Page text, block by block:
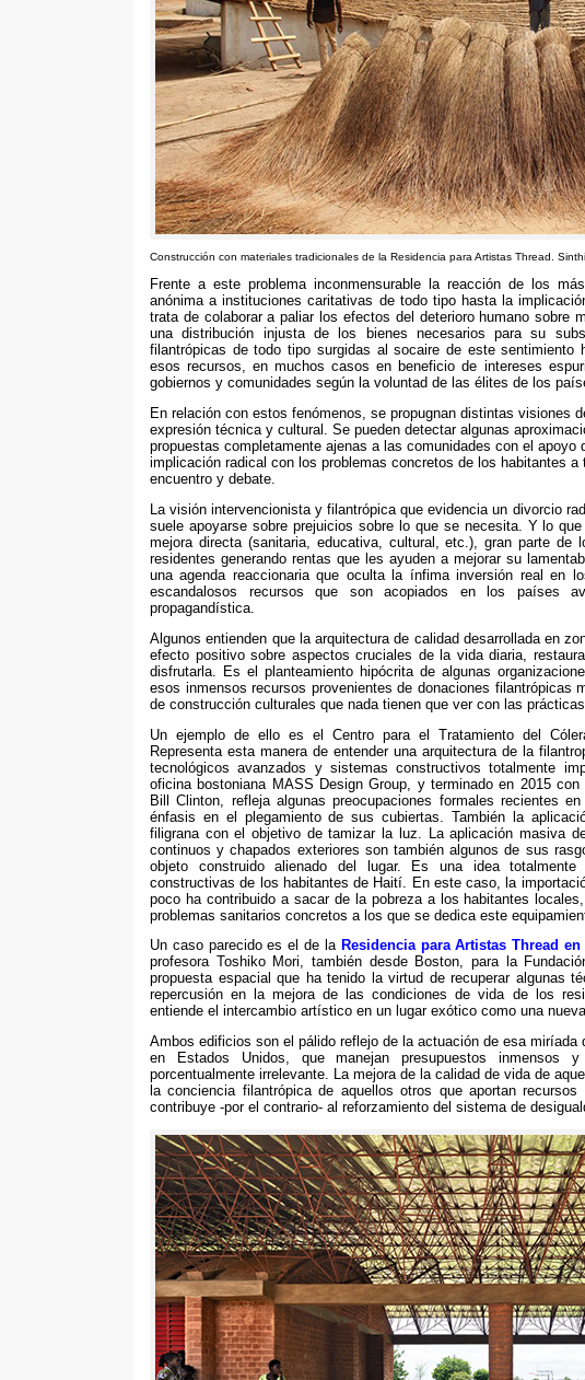
Construcción con materiales tradicionales de la Residencia para Artistas Thread
Frente a este problema inconmensurable la reacción de los
anónima a instituciones caritativas de todo tipo hasta la
trata de colaborar a paliar los efectos del deterioro humano sobre
una distribución injusta de los bienes necesarios para su
filantrópicas de todo tipo surgidas al socaire de este sentimiento
esos recursos,en muchos casos en beneficio de intereses
gobiernos y comunidades según la voluntad de las élites de los
En relación con estos fenómenos, se propugnan distintas visiones
expresión técnica y cultural . Se pueden detectar algunas
propuestas completamente ajenas a las comunidades con el
implicación radical con los problemas concretos de los habitantes
encuentro y debate.
La visión intervencionista y filantrópica que evidencia un divorcio
suele apoyarse sobre prejuicios sobre lo que se necesita. Y lo
mejora directa(sanitaria, educativa, cultural ,etc.),gran parte de
residentes generando rentas que les ayuden a mejorar su
una agenda reaccionaria que oculta la ínfima inversión real en
escandalosos recursos que son acopiados en los países
propagandística
Algunos entienden que la arquitectura de calidad desarrollada en
efecto positivo sobre aspectos cruciales de la vida diaria
disfrutarla
Es el planteamiento hipócrita de algunas
esos inmensos recursos provenientes de donaciones filantrópicas
de construcción culturales que nada tienen que ver con las
Un ejemplo de ello es el Centro para el Tratamiento del
Representa esta manera de entender una arquitectura de la
tecnológicos avanzados y sistemas constructivos totalmente
oficina bostoniana MASS Design Group
y terminado en 2015con
Bill Clinton
refleja algunas preocupaciones formales recientes
énfasis en el plegamiento de sus cubiertas .También la
filigrana con el objetivo de tamizar la luz
La aplicación masiva
continuos y chapados exteriores son también algunos de sus
objeto construido alienado del lugar. Es una idea
constructivas de los habitantes de Haití
En este caso ,la
poco ha contribuido a sacar de la pobreza a los habitantes locales
problemas sanitarios concretos a los que se dedica este
Un caso parecido es el de la Residencia para Artistas Thread
profesora Toshiko Mori,también desde Boston,para la
propuesta espacial que ha tenido la virtud de recuperar algunas
repercusión en la mejora de las condiciones de vida de los
entiende el intercambio artístico en un lugar exótico como una
Ambos edificios son el pálido reflejo de la actuación de esa
en Estados Unidos, que manejan presupuestos inmensos
porcentualmente irrelevante. La mejora de la calidad de vida de
la conciencia filantrópica de aquellos otros que aportan recursos
contribuye -por el contrario- al reforzamiento del sistema de